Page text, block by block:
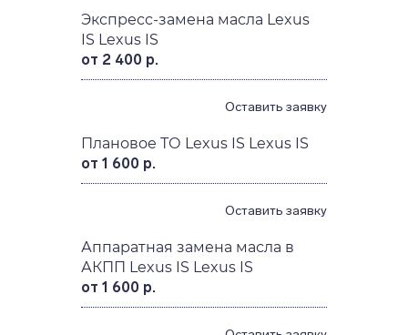
Экспресс-замена масла Lexus
IS Lexus IS
от 2 400 р.
Оставить заявку
Плановое ТО Lexus IS Lexus IS
от 1 600 р.
Оставить заявку
Аппаратная замена масла в
АКПП Lexus IS Lexus IS
от 1 600 р.